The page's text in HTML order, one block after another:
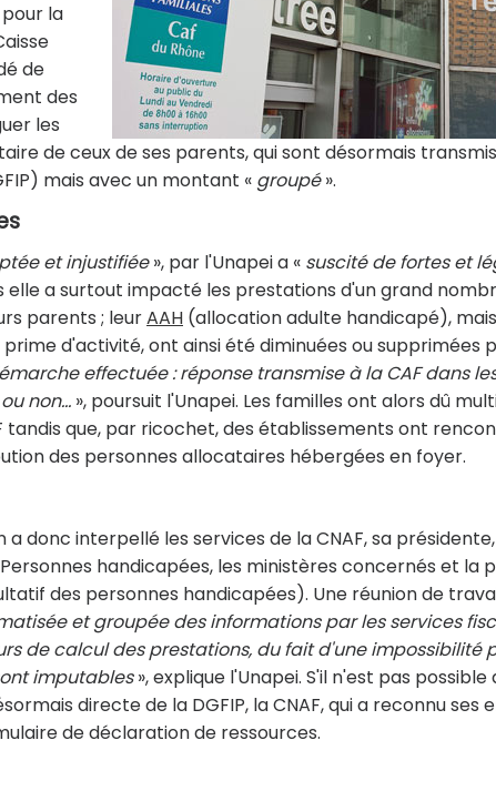
la
de
des
les
de ceux de ses parents, qui sont désormais
mais avec un montant « groupé».
et injustifiée», par l'Unapei a « suscité de fortes et
elle a surtout impacté les prestations d'un grand
parents ; leurAAH (allocation adulte handicapé),
d'activité, ont ainsi été diminuées ou supprimées
effectuée : réponse transmise à la CAF dans
non... », poursuit l'Unapei. Les familles ont alors dû
tandis que, par ricochet, des établissements ont
des personnes allocataires hébergées en foyer.
a donc interpellé les services de la CNAF, sa
handicapées, les ministères concernés et la
des personnes handicapées). Une réunion de
et groupée des informations par les services
de calcul des prestations, du fait d'une impossibilité
imputables», explique l'Unapei. S'il n'est pas
directe de la DGFIP, la CNAF, qui a reconnu ses
de déclaration de ressources.